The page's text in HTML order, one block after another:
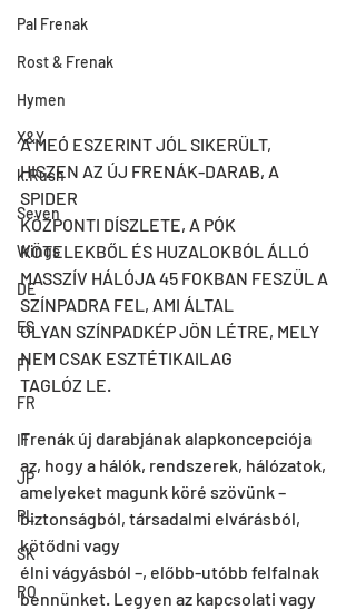
Pal Frenak
Rost & Frenak
Hymen
X&Y
k.Rush
Seven
Wings
DE
ES
FI
FR
IT
JP
PL
SK
RO
A MEÓ ESZERINT JÓL SIKERÜLT,
HISZEN AZ ÚJ FRENÁK-DARAB, A
SPIDER
KÖZPONTI DÍSZLETE, A PÓK
KÖTELEKBŐL ÉS HUZALOKBÓL ÁLLÓ
MASSZÍV HÁLÓJA 45 FOKBAN FESZÜL A
SZÍNPADRA FEL, AMI ÁLTAL
OLYAN SZÍNPADKÉP JÖN LÉTRE, MELY
NEM CSAK ESZTÉTIKAILAG
TAGLÓZ LE.
Frenák új darabjának alapkoncepciója
az, hogy a hálók, rendszerek, hálózatok,
amelyeket magunk köré szövünk –
biztonságból, társadalmi elvárásból,
kötődni vagy
élni vágyásból –, előbb-utóbb felfalnak
bennünket. Legyen az kapcsolati vagy